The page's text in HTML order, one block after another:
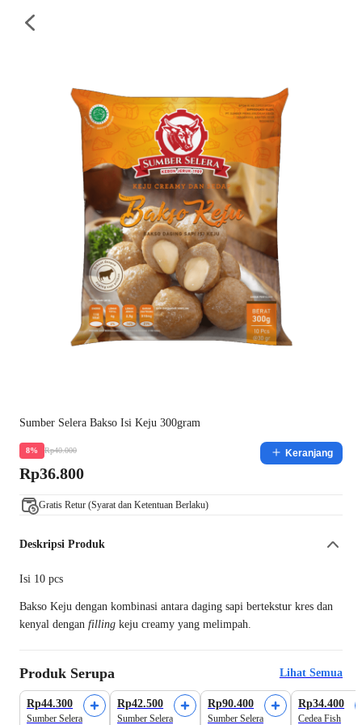
Sumber Selera Bakso Isi Keju 300gram
8% Rp40.000
Rp36.800
Keranjang
Gratis Retur (Syarat dan Ketentuan Berlaku)
Deskripsi Produk
Isi 10 pcs
Bakso Keju dengan kombinasi antara daging sapi bertekstur kres dan
kenyal dengan filling keju creamy yang melimpah.
Produk Serupa Lihat Semua
Rp44.300
Sumber Selera
Rp42.500
Sumber Selera
Rp90.400
Sumber Selera
Rp34.400
Cedea Fish